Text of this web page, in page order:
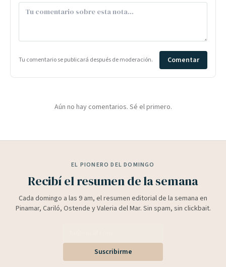
Tu comentario se publicará después de moderación. Comentar
Aún no hay comentarios. Sé el primero.
EL PIONERO DEL DOMINGO
Recibí el resumen de la semana
Cada domingo a las 9 am, el resumen editorial de la semana en
Pinamar, Cariló, Ostende y Valeria del Mar. Sin spam, sin clickbait.
Suscribirme